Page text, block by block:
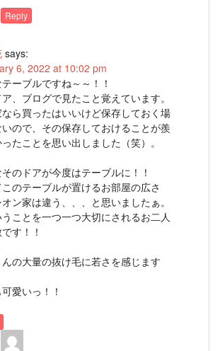
Reply
says:
6, 2022 at 10:02 pm
ーブルですね～～！！
、ブログで見たこと覚えています。
ら買ったはいいけど保存しておく場
ので、その保存しておけることが羨
たことを思い出しました（笑）。
のドアが今度はテーブルに！！
のテーブルが置けるお部屋の広さ
ン家は違う、、、と思いましたぁ。
うことを一つ一つ大切にされるお二人
す！！
の大量の抜け毛に若さを感じます
愛いっ！！